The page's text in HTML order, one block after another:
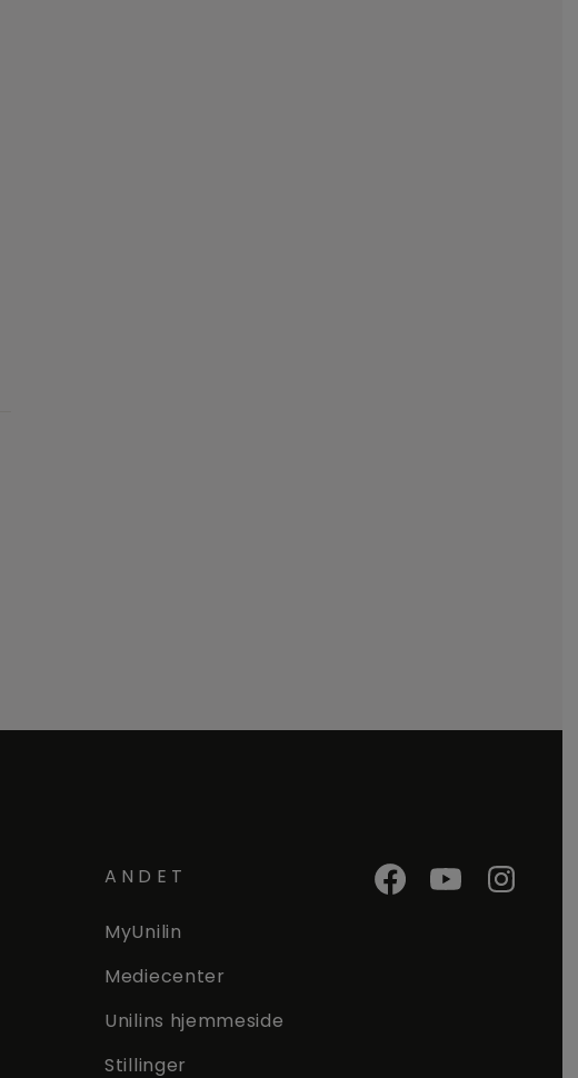
ANDET
MyUnilin
Mediecenter
Unilins hjemmeside
Stillinger